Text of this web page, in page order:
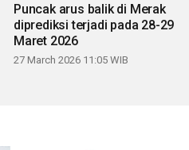
Puncak arus balik di Merak
diprediksi terjadi pada 28-29
Maret 2026
27 March 2026 11:05 WIB